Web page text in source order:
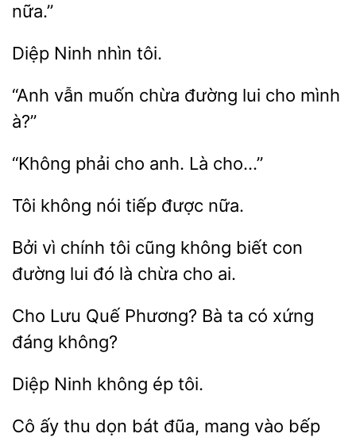
nữa.”
tôi.
“Anh muốn đường lui
mình
à?”
anh. Là cho…”
nói tiếp được
Bởi vì chính tôi
biết con
đường lui đó là chừa cho
Quế
Bà ta có xứng
đáng không?
ép tôi.
thu dọn bát đũa, mang vào